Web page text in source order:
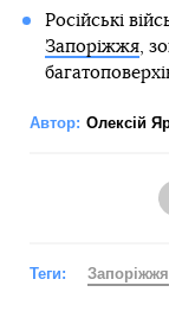
Російські
Запоріжжя,
Автор: Олексій
Теги: Запоріжжя